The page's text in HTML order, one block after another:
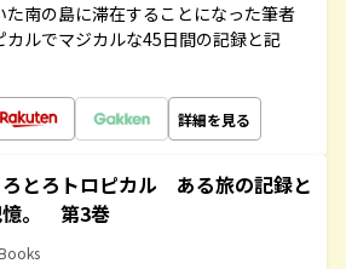
た南の島に滞在することになった筆者
ルでマジカルな45日間の記録と記
詳細を見る
ろとろトロピカル ある旅の記録と
。 第3巻